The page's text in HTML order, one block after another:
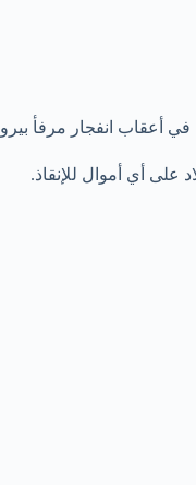
انفجار مرفأ بيروت الذي
أي أموال للإنقاذ.